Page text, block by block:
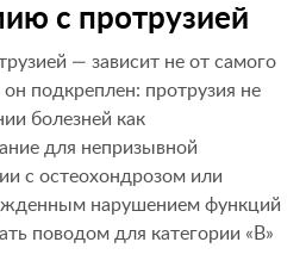
с протрузией
— зависит не от самого
он подкреплен: протрузия не
болезней как
для непризывной
с остеохондрозом или
нарушением функций
поводом для категории «В»